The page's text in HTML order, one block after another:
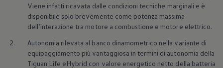
Viene infatti ricavata dalle condizioni tecniche marginali e è
disponibile solo brevemente come potenza massima
dell’interazione tra motore a combustione e motore elettrico.
2.
Autonomia rilevata al banco dinamometrico nella variante di
equipaggiamento più vantaggiosa in termini di autonomia della
Tiguan Life eHybrid con valore energetico netto della batteria